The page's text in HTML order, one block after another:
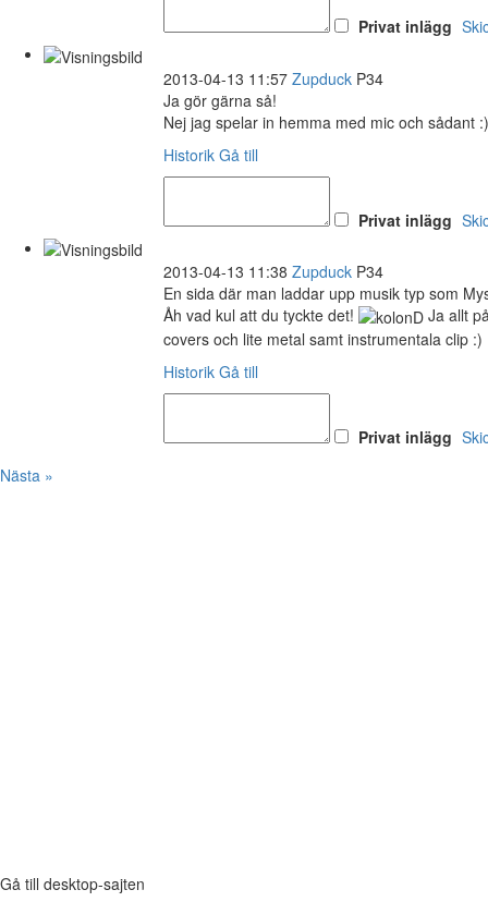
Privat inlägg
2013-04-13 11:57 Zupduck P34
Ja gör gärna så!
Nej jag spelar in hemma med mic och sådant :)
Historik Gå till
Privat inlägg
2013-04-13 11:38 Zupduck P34
En sida där man laddar upp musik typ som
Åh vad kul att du tyckte det!
Ja allt
covers och lite metal samt instrumentala clip :)
Historik Gå till
Privat inlägg
Nästa »
Gå till desktop-sajten